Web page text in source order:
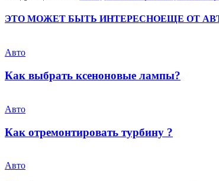
ЭТО МОЖЕТ БЫТЬ ИНТЕРЕСНОЕЩЕ ОТ
Авто
Как выбрать ксеноновые лампы?
Авто
Как отремонтировать турбину ?
Авто